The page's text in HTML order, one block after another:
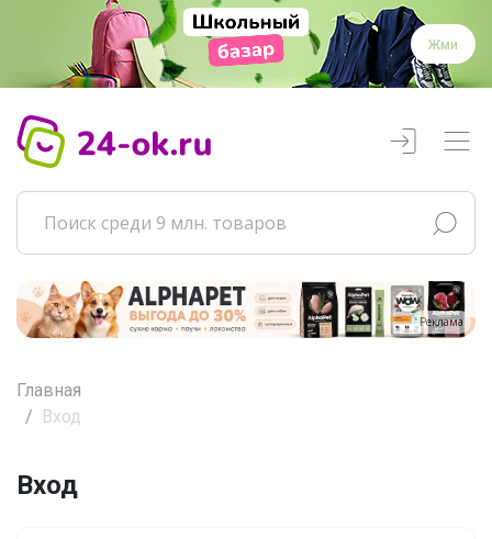
Жми
Реклама
Главная
Вход
Вход